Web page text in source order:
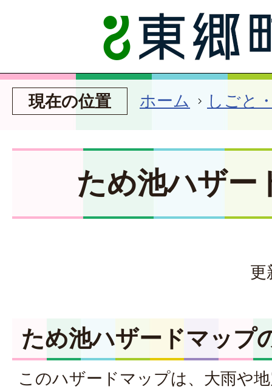
現在の位置 ホーム しごと
ため池ハザー
更
ため池ハザードマップ
このハザードマップは、大雨や